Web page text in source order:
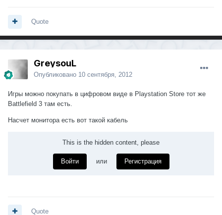
Quote
GreysouL
Опубликовано 10 сентября, 2012
Игры можно покупать в цифровом виде в Playstation Store тот же
Battlefield 3 там есть.
Насчет монитора есть вот такой кабель
This is the hidden content, please
Войти или Регистрация
Quote